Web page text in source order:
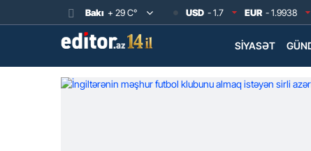
Bakı + 29 C° USD - 1.7 EUR - 1.9938
SIYASƏT